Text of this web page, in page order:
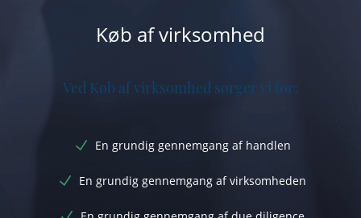
Køb af virksomhed
Ved Køb af virksomhed sørger vi for:
En grundig gennemgang af handlen
En grundig gennemgang af virksomheden